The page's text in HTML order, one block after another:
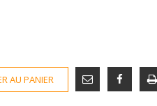
AU PANIER